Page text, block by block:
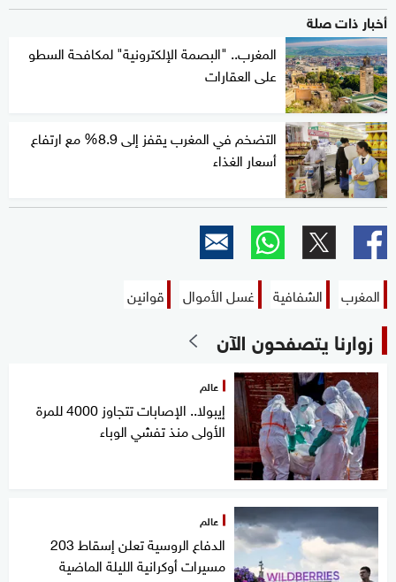
أخبار ذات صلة
المغرب.. "البصمة الإلكترونية" لمكافحة السطو
على العقارات
التضخم في المغرب يقفز إلى 8.9% مع ارتفاع
أسعار الغذاء
المغرب الشفافية غسل الأموال قوانين
زوارنا يتصفحون الآن
عالم
إيبولا.. الإصابات تتجاوز 4000 للمرة
الأولى منذ تفشي الوباء
عالم
الدفاع الروسية تعلن إسقاط 203
مسيرات أوكرانية الليلة الماضية